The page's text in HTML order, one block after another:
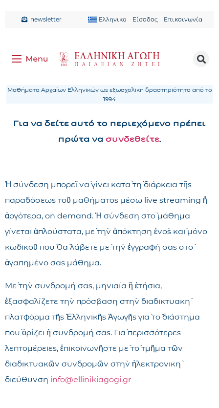
newsletter Ελληνικα Είσοδος Επικοινωνία
Μαθήματα Αρχαίων Ελληνικών ως εξωσχολική δραστηριότητα από το
1994
Για να δείτε αυτό το περιεχόμενο πρέπει
πρώτα να συνδεθείτε.
Ἡ σύνδεση μπορεῖ νὰ γίνει κατὰ τὴ διάρκεια τῆς
παραδόσεως τοῦ μαθήματος μέσω live streaming ἢ
ἀργότερα, on demand. Ἡ σύνδεση στὸ μάθημα
γίνεται ἁπλούστατα, μὲ τὴν ἀπόκτηση ἑνὸς καὶ μόνο
κωδικοῦ ποὺ θὰ λάβετε μὲ τὴν ἐγγραφή σας στὸ
ἀγαπημένο σας μάθημα.
Μὲ τὴν συνδρομή σας, μηνιαία ἢ ἐτήσια,
ἐξασφαλίζετε τὴν πρόσβαση στὴν διαδικτυακὴ
πλατφόρμα τῆς Ἑλληνικῆς Ἀγωγῆς γιὰ τὸ διάστημα
ποὺ ὁρίζει ἡ συνδρομή σας. Γιὰ περισσότερες
λεπτομέρειες, ἐπικοινωνῆστε μὲ τὸ τμῆμα τῶν
διαδικτυακῶν συνδρομῶν στὴν ἠλεκτρονικὴ
διεύθυνση info@ellinikiagogi.gr